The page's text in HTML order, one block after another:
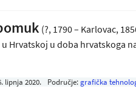
(?, 1790 – Karlovac,
Hrvatskoj u doba hrvatskoga
lipnja 2020. Područje: grafička